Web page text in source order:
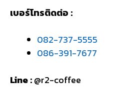
เบอร์โทรติดต่อ :
082-737-5555
086-391-7677
Line :@r2-coffee